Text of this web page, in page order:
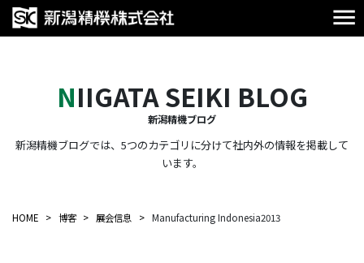
NIIGATA SEIKI BLOG
新潟精機ブログ
新潟精機ブログでは、5つのカテゴリに分けて社内外の情報を掲載して
います。
HOME 博客 展会信息 Manufacturing Indonesia2013